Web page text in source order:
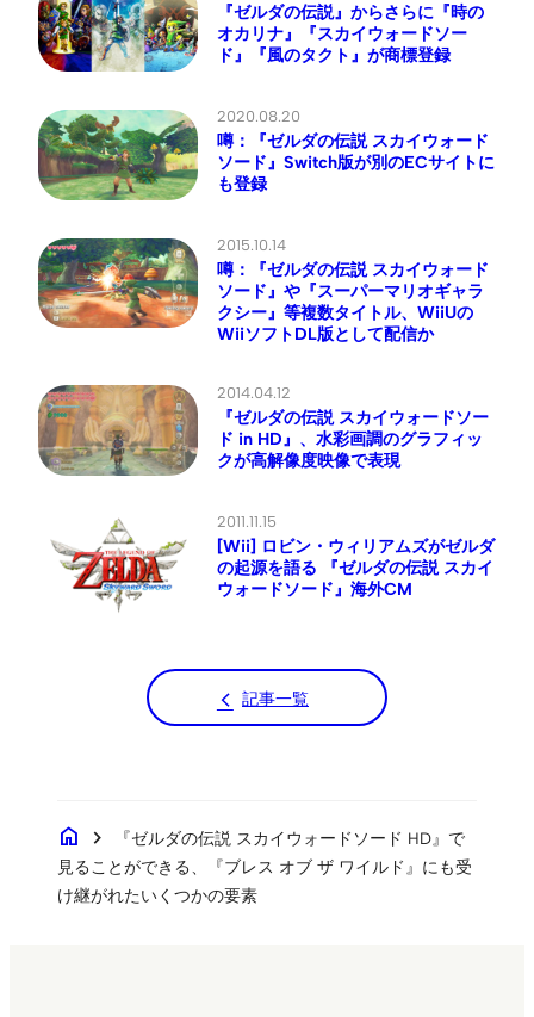
『ゼルダの伝説』からさらに『時の
オカリナ』『スカイウォードソー
ド』『風のタクト』が商標登録
2020.08.20
噂：『ゼルダの伝説 スカイウォード
ソード』Switch版が別のECサイトに
も登録
2015.10.14
噂：『ゼルダの伝説 スカイウォード
ソード』や『スーパーマリオギャラ
クシー』等複数タイトル、WiiUの
WiiソフトDL版として配信か
2014.04.12
『ゼルダの伝説 スカイウォードソー
ド in HD』、水彩画調のグラフィッ
クが高解像度映像で表現
2011.11.15
[Wii] ロビン・ウィリアムズがゼルダ
の起源を語る 『ゼルダの伝説 スカイ
ウォードソード』海外CM
記事一覧
home chevron_right
『ゼルダの伝説 スカイウォードソード HD』で
見ることができる、『ブレス オブ ザ ワイルド』にも受
け継がれたいくつかの要素